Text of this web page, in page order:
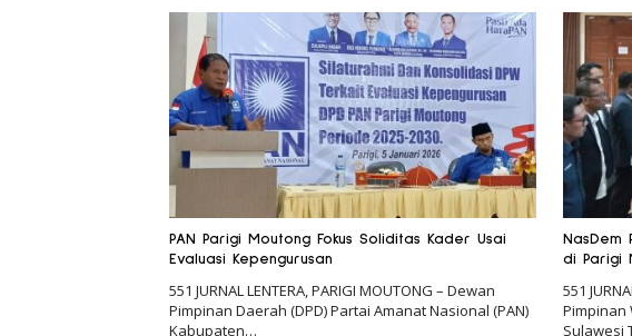
PAN Parigi Moutong Fokus Soliditas Kader Usai
Evaluasi Kepengurusan
551 JURNAL LENTERA, PARIGI MOUTONG – Dewan
Pimpinan Daerah (DPD) Partai Amanat Nasional (PAN)
Kabupaten…
NasDem
di Parigi
551
Pimpinan
Sulawesi